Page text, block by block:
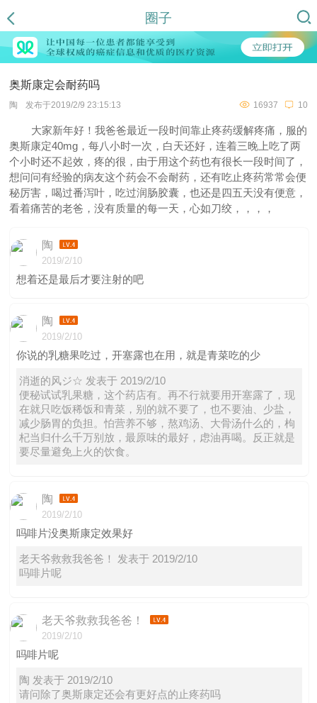
圈子
奥斯康定会耐药吗
陶 发布于2019/2/9 23:15:13 10
16937
大家新年好！我爸爸最近一段时间靠止疼药缓解疼痛，服的
奥斯康定40mg，每八小时一次，白天还好，连着三晚上吃了两
个小时还不起效，疼的很，由于用这个药也有很长一段时间了，
想问问有经验的病友这个药会不会耐药，还有吃止疼药常常会便
秘厉害，喝过番泻叶，吃过润肠胶囊，也还是四五天没有便意，
看着痛苦的老爸，没有质量的每一天，心如刀绞，，，，
陶
2019/2/10
想着还是最后才要注射的吧
陶
2019/2/10
你说的乳糖果吃过，开塞露也在用，就是青菜吃的少
消逝的风ジ☆ 发表于 2019/2/10
便秘试试乳果糖，这个药店有。再不行就要用开塞露了，现
在就只吃饭稀饭和青菜，别的就不要了，也不要油、少盐，
减少肠胃的负担。怕营养不够，熬鸡汤、大骨汤什么的，枸
杞当归什么千万别放，最原味的最好，虑油再喝。反正就是
要尽量避免上火的饮食。
陶
2019/2/10
吗啡片没奥斯康定效果好
老天爷救救我爸爸！ 发表于 2019/2/10
吗啡片呢
老天爷救救我爸爸！
2019/2/10
吗啡片呢
陶 发表于 2019/2/10
请问除了奥斯康定还会有更好点的止疼药吗